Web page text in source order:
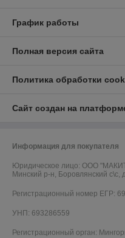
График работы
Полная версия сайта
Политика обработки
Сайт создан на
Информация для покупателя
Юридическое лицо: ООО
Минский р-н, Боровлянский с\с,
Регистрационный номер ЕГР:
УНП: 693286559
Регистрационный орган: